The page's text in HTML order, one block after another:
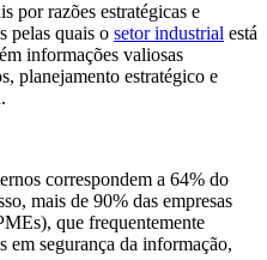
por razões estratégicas e
pelas quais o setor industrial está
informações valiosas
planejamento estratégico e
correspondem a 64% do
mais de 90% das empresas
que frequentemente
em segurança da informação,